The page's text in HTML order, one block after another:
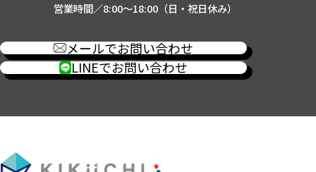
営業時間／8:00～18:00（日・祝日休み）
メールでお問い合わせ
LINEでお問い合わせ